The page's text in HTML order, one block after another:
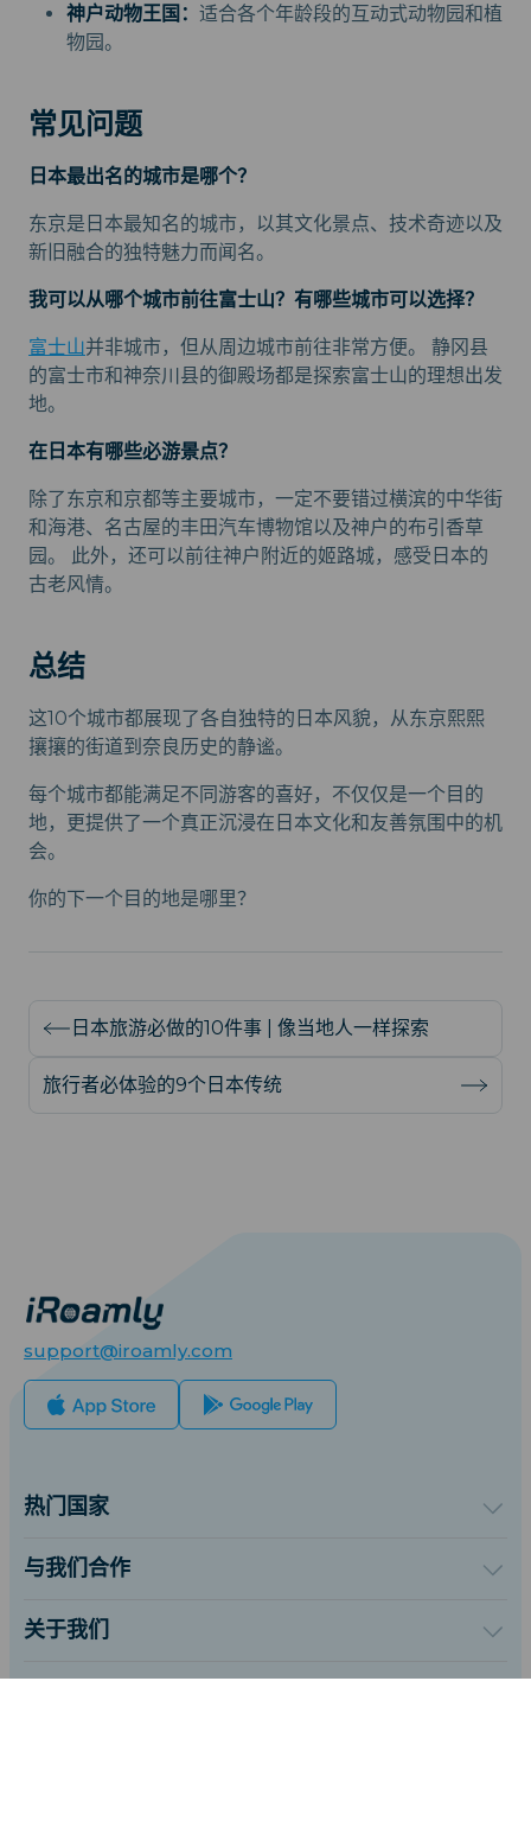
神户动物王国： 适合各个年龄段的互动式动物园和植
物园。
常见问题
日本最出名的城市是哪个？
东京是日本最知名的城市，以其文化景点、技术奇迹以及
新旧融合的独特魅力而闻名。
我可以从哪个城市前往富士山？有哪些城市可以选择？
富士山并非城市，但从周边城市前往非常方便。 静冈县
的富士市和神奈川县的御殿场都是探索富士山的理想出发
地。
在日本有哪些必游景点？
除了东京和京都等主要城市，一定不要错过横滨的中华街
和海港、名古屋的丰田汽车博物馆以及神户的布引香草
园。 此外，还可以前往神户附近的姬路城，感受日本的
古老风情。
总结
这10个城市都展现了各自独特的日本风貌，从东京熙熙
攘攘的街道到奈良历史的静谧。
每个城市都能满足不同游客的喜好，不仅仅是一个目的
地，更提供了一个真正沉浸在日本文化和友善氛围中的机
会。
你的下一个目的地是哪里？
日本旅游必做的10件事 | 像当地人一样探索
旅行者必体验的9个日本传统
support@iroamly.com
热门国家
英国
土耳其
泰国
意大利
与我们合作
推荐并赚取奖励
联盟计划
关于我们
联系我们